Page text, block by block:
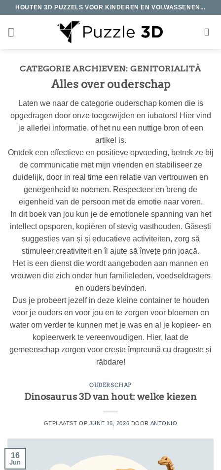
inhoud
HOUTEN 3D PUZZELS VOOR KINDEREN EN VOLWASSENEN...
CATEGORIE ARCHIEVEN:GENITORIALITÀ
Alles over ouderschap
Laten we naar de categorie ouderschap komen die is
opgedragen door onze toegewijden en iubators! Hier vind
je allerlei informatie, of het nu een nuttige bron of een
artikel is.
Ontdek een effectieve en positieve opvoeding, betrek ze bij
de communicatie met mijn vrienden en stabiliseer ze
duidelijk, door in real time een relatie van vertrouwen en
genegenheid te noemen. Respecteer en breng de
eigenheid van de persoon met de emotie naar voren.
In dit boek van jou kun je de emotionele spanning van het
intellect opsporen, kopiëren of stevig vasthouden. Găsești
suggesties van și și educatieve activiteiten, zorg să
stimuleer creativiteit en îi ajute să învețe prin joacă.
Het is een dienst die wordt aangeboden aan mannen en
vrouwen die zich onder hun familieleden, voedseldragers
en ouders bevinden.
Dus je probeert jezelf in deze kleine container te houden
voor je ouders en voor jou en te zorgen voor bloemen en
water om verder te kunnen met je was en al je kopieer- en
kopieerwerk te vereenvoudigen. Hier, laat de
gemeenschap zorgen voor crește împreună cu dragoste și
răbdare!
OUDERSCHAP
Dinosaurus 3D van hout: welke kiezen
GEPLAATST OP JUNE 16, 2026 DOOR ANTONIO
16
Jun